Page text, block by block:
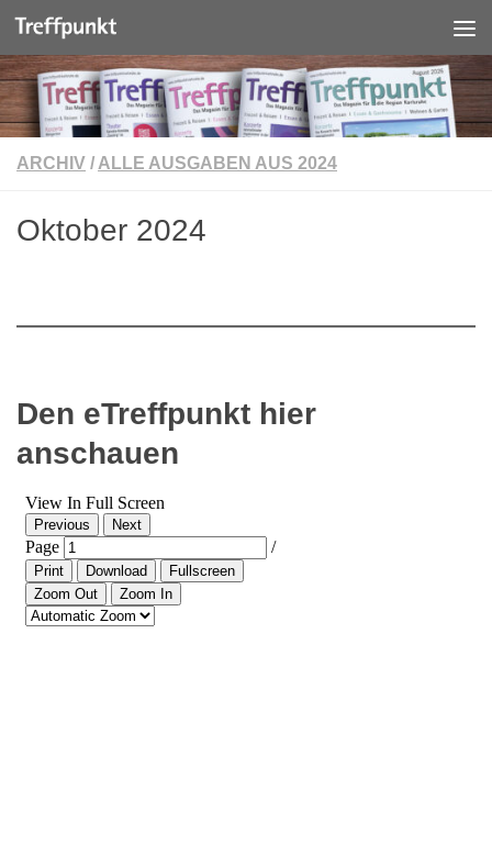
Unter dem Inhalt
ARCHIV / ALLE AUSGABEN AUS 2024
Oktober 2024
Den eTreffpunkt hier
anschauen